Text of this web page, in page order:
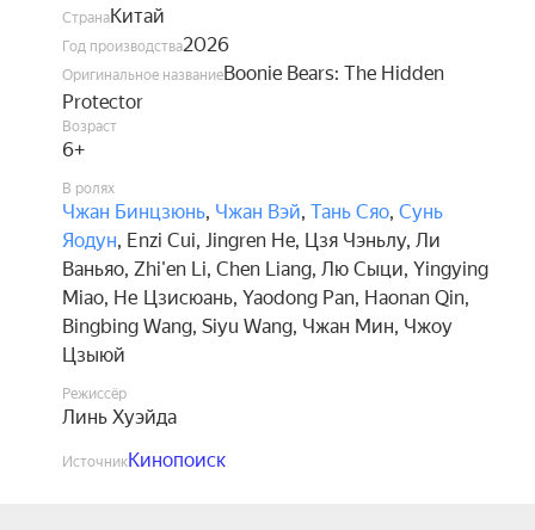
СтранаКитай
Год производства2026
Оригинальное названиеBoonie Bears: The Hidden
Protector
Возраст
6+
В ролях
Чжан Бинцзюнь, Чжан Вэй, Тань Сяо, Сунь
Яодун, Enzi Cui, Jingren He, Цзя Чэньлу, Ли
Ваньяо, Zhi'en Li, Chen Liang, Лю Сыци, Yingying
Miao, Не Цзисюань, Yaodong Pan, Haonan Qin,
Bingbing Wang, Siyu Wang, Чжан Мин, Чжоу
Цзыюй
Режиссёр
Линь Хуэйда
ИсточникКинопоиск